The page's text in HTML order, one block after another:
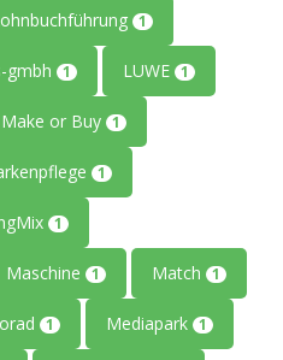
1
gmbh 1 LUWE 1
Make or Buy 1
1
1
Maschine 1 Match 1
1 Mediapark 1